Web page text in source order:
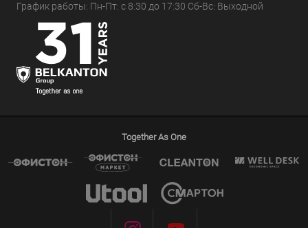
График работы: Пн-Пт: с 8:30 до 17:30 Сб-Вс: Выходной
Together As One